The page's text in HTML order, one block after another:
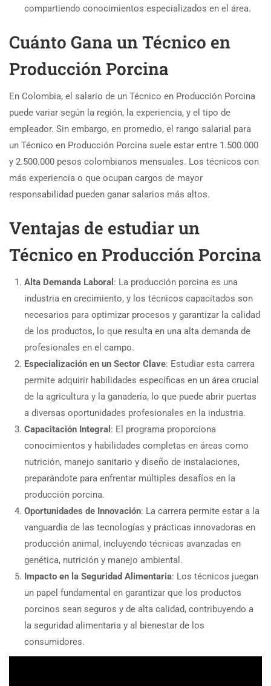
compartiendo conocimientos especializados en el área.
Cuánto Gana un Técnico en
Producción Porcina
En Colombia, el salario de un Técnico en Producción Porcina
puede variar según la región, la experiencia, y el tipo de
empleador. Sin embargo, en promedio, el rango salarial para
un Técnico en Producción Porcina suele estar entre 1.500.000
y 2.500.000 pesos colombianos mensuales. Los técnicos con
más experiencia o que ocupan cargos de mayor
responsabilidad pueden ganar salarios más altos.
Ventajas de estudiar un
Técnico en Producción Porcina
Alta Demanda Laboral : La producción porcina es una
industria en crecimiento, y los técnicos capacitados son
necesarios para optimizar procesos y garantizar la calidad
de los productos, lo que resulta en una alta demanda de
profesionales en el campo.
Especialización en un Sector Clave: Estudiar esta carrera
permite adquirir habilidades específicas en un área crucial
de la agricultura y la ganadería, lo que puede abrir puertas
a diversas oportunidades profesionales en la industria.
Capacitación Integral : El programa proporciona
conocimientos y habilidades completas en áreas como
nutrición, manejo sanitario y diseño de instalaciones,
preparándote para enfrentar múltiples desafíos en la
producción porcina.
Oportunidades de Innovación: La carrera permite estar a la
vanguardia de las tecnologías y prácticas innovadoras en
producción animal, incluyendo técnicas avanzadas en
genética, nutrición y manejo ambiental.
Impacto en la Seguridad Alimentaria: Los técnicos juegan
un papel fundamental en garantizar que los productos
porcinos sean seguros y de alta calidad, contribuyendo a
la seguridad alimentaria y al bienestar de los
consumidores.